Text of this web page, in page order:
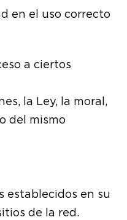
en el uso correcto
a ciertos
la Ley, la moral,
del mismo
establecidos en su
de la red.